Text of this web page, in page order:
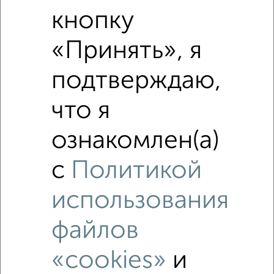
Похожие предложения рядом
2‑комнатные квартиры недалеко от
кнопку
«Принять», я
подтверждаю,
что я
ознакомлен(а)
с Политикой
использования
файлов
«cookies» и